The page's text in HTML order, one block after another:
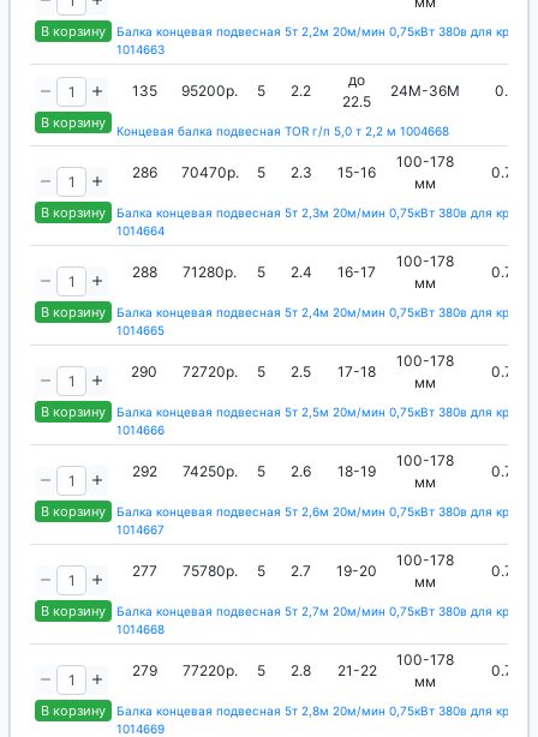
В корзину
Балка концевая подвесная 5т 2,2м 20м/мин 0,75кВт 380в для кран-
1014663
В корзину
135 95200р. 5 2.2
до
22.5
24М-36М 0.8
Концевая балка подвесная TOR г/п 5,0 т 2,2 м 1004668
В корзину
286 70470р. 5 2.3 15-16
100-178
мм
0.75
Балка концевая подвесная 5т 2,3м 20м/мин 0,75кВт 380в для кран-
1014664
В корзину
288 71280р. 5 2.4 16-17
100-178
мм
0.75
Балка концевая подвесная 5т 2,4м 20м/мин 0,75кВт 380в для кран-
1014665
В корзину
290 72720р. 5 2.5 17-18
100-178
мм
0.75
Балка концевая подвесная 5т 2,5м 20м/мин 0,75кВт 380в для кран-
1014666
В корзину
292 74250р. 5 2.6 18-19
100-178
мм
0.75
Балка концевая подвесная 5т 2,6м 20м/мин 0,75кВт 380в для кран-
1014667
В корзину
277 75780р. 5 2.7 19-20
100-178
мм
0.75
Балка концевая подвесная 5т 2,7м 20м/мин 0,75кВт 380в для кран-
1014668
В корзину
279 77220р. 5 2.8 21-22
100-178
мм
0.75
Балка концевая подвесная 5т 2,8м 20м/мин 0,75кВт 380в для кран-
1014669